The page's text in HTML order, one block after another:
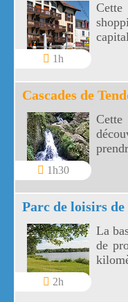
1h
Cascades de
1h30
Parc de loisirs de
2h
La
de